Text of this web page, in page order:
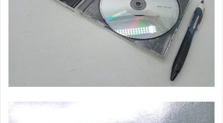
✈外文小說╱外文書